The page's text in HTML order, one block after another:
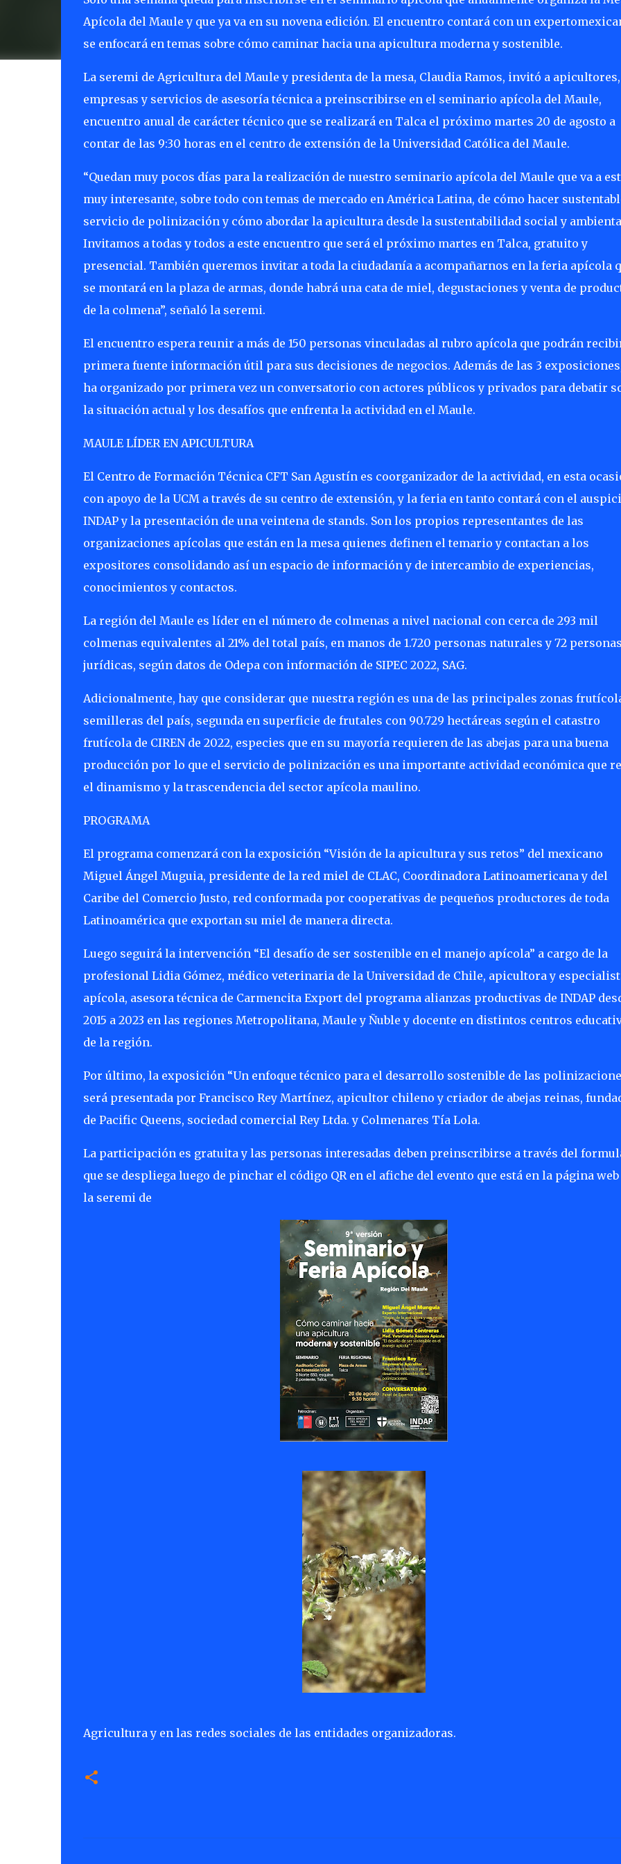
Apícola del Maule y que ya va en su novena edición. El encuentro contará con un
se enfocará en temas sobre cómo caminar hacia una apicultura moderna y sostenible.
La seremi de Agricultura del Maule y presidenta de la mesa, Claudia Ramos, invitó a apicultores,
empresas y servicios de asesoría técnica a preinscribirse en el seminario apícola del Maule,
encuentro anual de carácter técnico que se realizará en Talca el próximo martes 20 de agosto a
contar de las 9:30 horas en el centro de extensión de la Universidad Católica del Maule.
“Quedan muy pocos días para la realización de nuestro seminario apícola del Maule que va a
muy interesante, sobre todo con temas de mercado en América Latina, de cómo hacer
servicio de polinización y cómo abordar la apicultura desde la sustentabilidad social y
Invitamos a todas y todos a este encuentro que será el próximo martes en Talca, gratuito y
presencial. También queremos invitar a toda la ciudadanía a acompañarnos en la feria apícola
se montará en la plaza de armas, donde habrá una cata de miel, degustaciones y venta de
de la colmena”, señaló la seremi.
El encuentro espera reunir a más de 150 personas vinculadas al rubro apícola que podrán
primera fuente información útil para sus decisiones de negocios. Además de las 3
ha organizado por primera vez un conversatorio con actores públicos y privados para debatir
la situación actual y los desafíos que enfrenta la actividad en el Maule.
MAULE LÍDER EN APICULTURA
El Centro de Formación Técnica CFT San Agustín es coorganizador de la actividad, en esta
con apoyo de la UCM a través de su centro de extensión, y la feria en tanto contará con el
INDAP y la presentación de una veintena de stands. Son los propios representantes de las
organizaciones apícolas que están en la mesa quienes definen el temario y contactan a los
expositores consolidando así un espacio de información y de intercambio de experiencias,
conocimientos y contactos.
La región del Maule es líder en el número de colmenas a nivel nacional con cerca de 293 mil
colmenas equivalentes al 21% del total país, en manos de 1.720 personas naturales y 72 personas
jurídicas, según datos de Odepa con información de SIPEC 2022, SAG.
Adicionalmente, hay que considerar que nuestra región es una de las principales zonas
semilleras del país, segunda en superficie de frutales con 90.729 hectáreas según el catastro
frutícola de CIREN de 2022, especies que en su mayoría requieren de las abejas para una buena
producción por lo que el servicio de polinización es una importante actividad económica que
el dinamismo y la trascendencia del sector apícola maulino.
PROGRAMA
El programa comenzará con la exposición “Visión de la apicultura y sus retos” del mexicano
Miguel Ángel Muguia, presidente de la red miel de CLAC, Coordinadora Latinoamericana y del
Caribe del Comercio Justo, red conformada por cooperativas de pequeños productores de toda
Latinoamérica que exportan su miel de manera directa.
Luego seguirá la intervención “El desafío de ser sostenible en el manejo apícola” a cargo de la
profesional Lidia Gómez, médico veterinaria de la Universidad de Chile, apicultora y
apícola, asesora técnica de Carmencita Export del programa alianzas productivas de INDAP
2015 a 2023 en las regiones Metropolitana, Maule y Ñuble y docente en distintos centros
de la región.
Por último, la exposición “Un enfoque técnico para el desarrollo sostenible de las
será presentada por Francisco Rey Martínez, apicultor chileno y criador de abejas reinas,
de Pacific Queens, sociedad comercial Rey Ltda. y Colmenares Tía Lola.
La participación es gratuita y las personas interesadas deben preinscribirse a través del
que se despliega luego de pinchar el código QR en el afiche del evento que está en la página web
la seremi de
Agricultura y en las redes sociales de las entidades organizadoras.